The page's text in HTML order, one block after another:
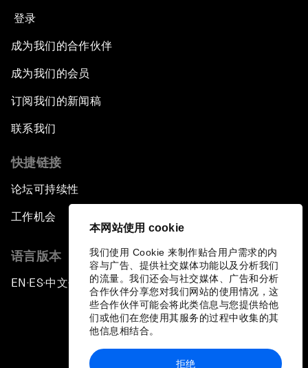
本网站使用 cookie
我们使用 Cookie 来制作贴合用户需求的内
容与广告、提供社交媒体功能以及分析我们
的流量。我们还会与社交媒体、广告和分析
合作伙伴分享您对我们网站的使用情况，这
些合作伙伴可能会将此类信息与您提供给他
们或他们在您使用其服务的过程中收集的其
他信息相结合。
拒绝
登录
成为我们的合作伙伴
成为我们的会员
订阅我们的新闻稿
联系我们
快捷链接
论坛可持续性
工作机会
语言版本
EN ▪ ES▪中文▪ 日本語